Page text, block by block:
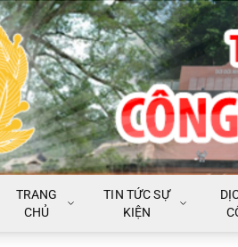
TRANG
CHỦ
TIN TỨC SỰ
KIỆN